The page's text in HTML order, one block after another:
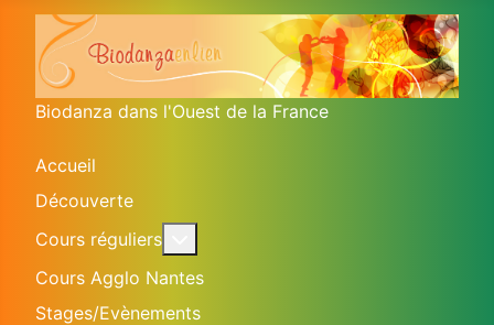
Biodanza dans l'Ouest de la France
Accueil
Découverte
Cours réguliers
Cours Agglo Nantes
Stages/Evènements